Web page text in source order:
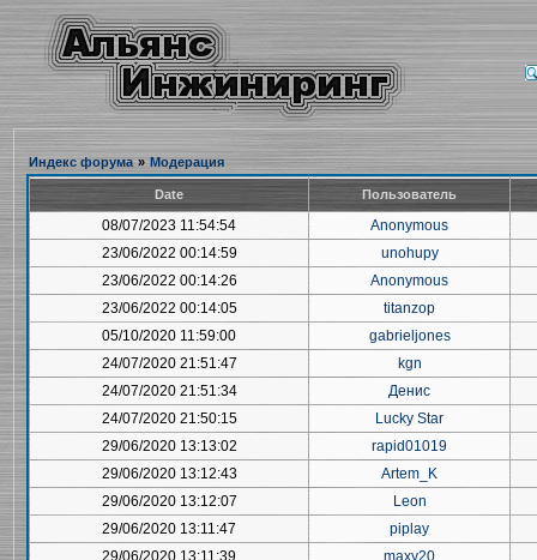
Индекс форума » Модерация
Date Пользователь
08/07/2023 11:54:54
Anonymous
23/06/2022 00:14:59
unohupy
23/06/2022 00:14:26
Anonymous
23/06/2022 00:14:05
titanzop
05/10/2020 11:59:00
gabrieljones
24/07/2020 21:51:47
kgn
24/07/2020 21:51:34
Денис
24/07/2020 21:50:15
Lucky Star
29/06/2020 13:13:02
rapid01019
29/06/2020 13:12:43
Artem_K
29/06/2020 13:12:07
Leon
29/06/2020 13:11:47
piplay
29/06/2020 13:11:39
maxy20